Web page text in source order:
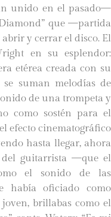
unido en el pasado—
que —partida
y cerrar el disco. El
en su esplendor:
etérea creada con su
suman melodías de
de una trompeta y
como sostén para el
efecto cinematográfico
hasta llegar, ahora
del guitarrista —que el
el sonido de las
había oficiado como
brillabas como el